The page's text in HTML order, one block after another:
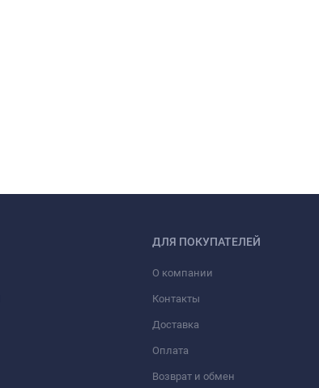
ДЛЯ ПОКУПАТЕЛЕЙ
О компании
Контакты
Доставка
Оплата
Возврат и обмен